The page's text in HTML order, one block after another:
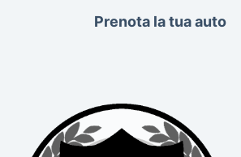
Prenota la tua auto